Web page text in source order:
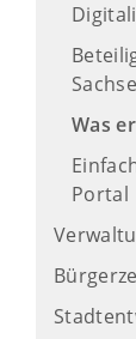
Was
Portal